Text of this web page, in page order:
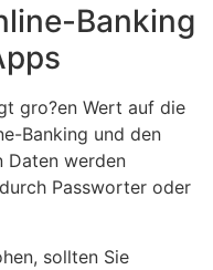
Banking
gro?en Wert auf die
Banking und den
Daten werden
Passworter oder
sollten Sie